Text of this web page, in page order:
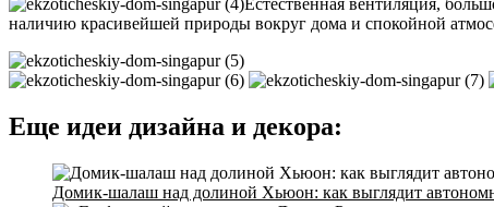
Естественная вентиляция,
наличию красивейшей природы вокруг дома и спокойной
Еще идеи дизайна и декора:
Домик-шалаш над долиной Хьюон: как выглядит